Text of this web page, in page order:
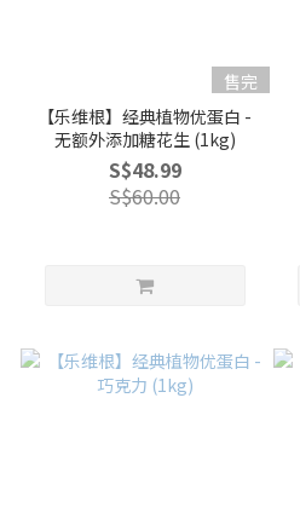
售完
【乐维根】经典植物优蛋白 -
无额外添加糖花生 (1kg)
S$48.99
S$60.00